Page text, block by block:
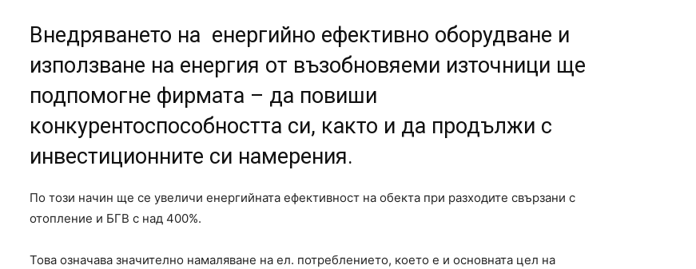
Внедряването на енергийно ефективно оборудване и
използване на енергия от възобновяеми източници ще
подпомогне фирмата – да повиши
конкурентоспособността си, както и да продължи с
инвестиционните си намерения.
По този начин ще се увеличи енергийната ефективност на обекта при разходите свързани с
отопление и БГВ с над 400%.
Това означава значително намаляване на ел. потреблението, което е и основната цел на